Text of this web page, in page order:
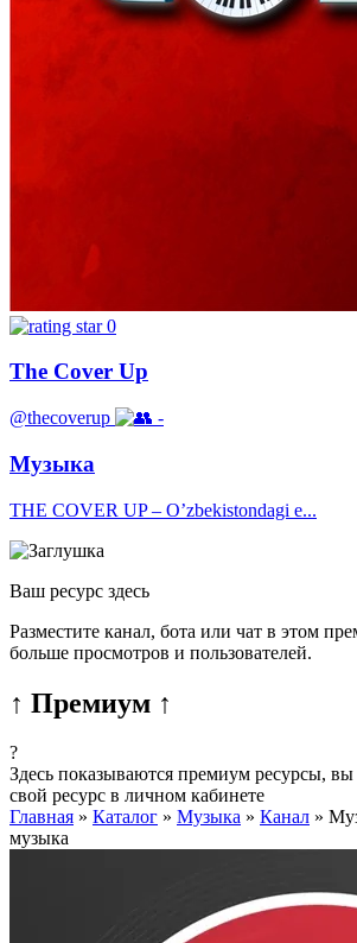
0
The Cover Up
@thecoverup -
Музыка
THE COVER UP – O’zbekistondagi e...
Ваш ресурс здесь
Разместите канал, бота или чат в этом
больше просмотров и пользователей.
↑ Премиум ↑
?
Здесь показываются премиум ресурсы,
свой ресурс в личном кабинете
Главная » Каталог » Музыка » Канал »
музыка